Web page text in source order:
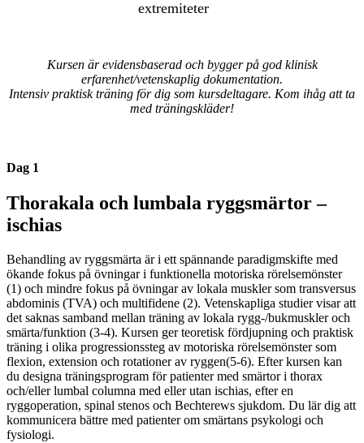
extremiteter
Kursen är evidensbaserad och bygger på god klinisk
erfarenhet/vetenskaplig dokumentation.
Intensiv praktisk träning för dig som kursdeltagare. Kom ihåg att ta
med träningskläder!
Dag 1
Thorakala och lumbala ryggsmärtor –
ischias
Behandling av ryggsmärta är i ett spännande paradigmskifte med
ökande fokus på övningar i funktionella motoriska rörelsemönster
(1) och mindre fokus på övningar av lokala muskler som transversus
abdominis (TVA) och multifidene (2). Vetenskapliga studier visar att
det saknas samband mellan träning av lokala rygg-/bukmuskler och
smärta/funktion (3-4). Kursen ger teoretisk fördjupning och praktisk
träning i olika progressionssteg av motoriska rörelsemönster som
flexion, extension och rotationer av ryggen(5-6). Efter kursen kan
du designa träningsprogram för patienter med smärtor i thorax
och/eller lumbal columna med eller utan ischias, efter en
ryggoperation, spinal stenos och Bechterews sjukdom. Du lär dig att
kommunicera bättre med patienter om smärtans psykologi och
fysiologi.